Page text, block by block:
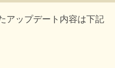
アップデート内容は下記